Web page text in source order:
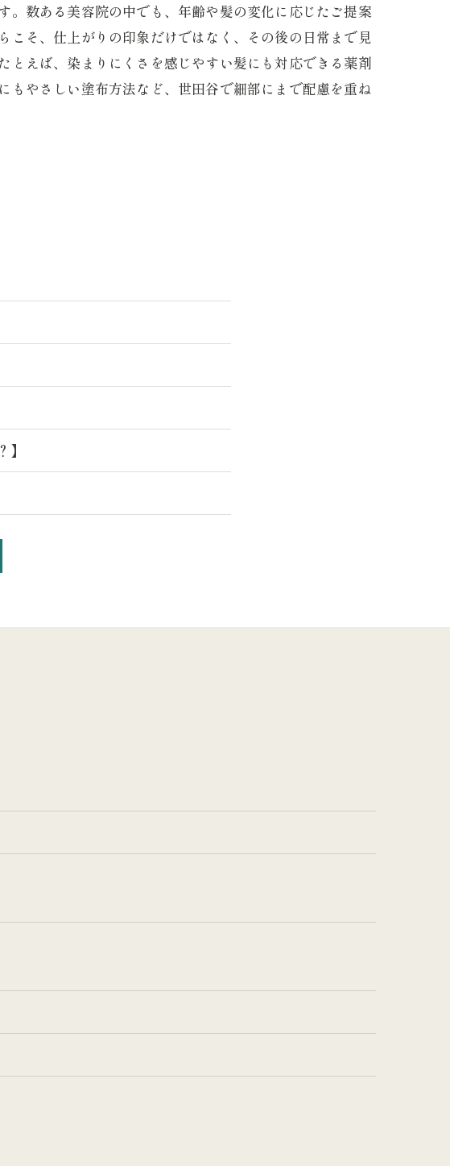
。数ある美容院の中でも、年齢や髪の変化に応じたご提案
こそ、仕上がりの印象だけではなく、その後の日常まで見
とえば、染まりにくさを感じやすい髪にも対応できる薬剤
もやさしい塗布方法など、世田谷で細部にまで配慮を重ね